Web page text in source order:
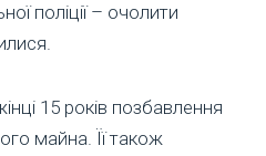
поліції – очолити
15 років позбавлення
майна. Її також